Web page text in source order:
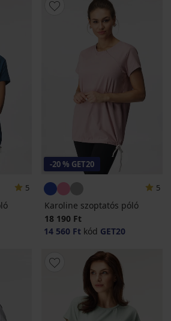
5
-20 % GET20
5
Karoline szoptatós póló
18 190 Ft
14 560 Ft kód GET20